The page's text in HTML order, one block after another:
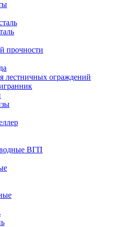
прочности
лестничных ограждений
ВГП